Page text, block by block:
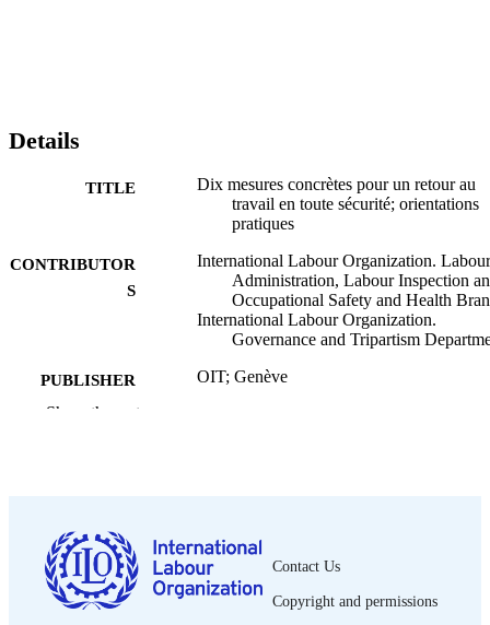
Details
TITLE
Dix mesures concrètes pour un retour au
travail en toute sécurité; orientations
pratiques
CONTRIBUTOR
S
International Labour Organization. Labour
Administration, Labour Inspection
Occupational Safety and Health
International Labour Organization.
Governance and Tripartism
PUBLISHER OIT; Genève
LANGUAGE French
ASSET TYPE
Show the rest
Contact Us
Copyright and permissions